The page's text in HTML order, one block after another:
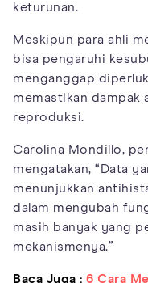
keturunan.
Meskipun para ahli
bisa pengaruhi
menganggap
memastikan dampak
reproduksi.
Carolina Mondillo,
mengatakan, “Data
menunjukkan
dalam mengubah
masih banyak yang
mekanismenya.”
Baca Juga : 6 Cara